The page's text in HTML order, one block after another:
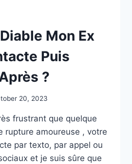
Mon Ex
Puis
?
20, 2023
frustrant que quelque
rupture amoureuse , votre
par texto, par appel ou
et je suis sûre que